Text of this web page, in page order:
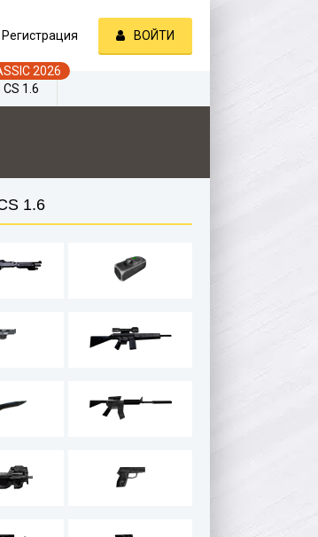
1.6
Регистрация ВОЙТИ
1.6